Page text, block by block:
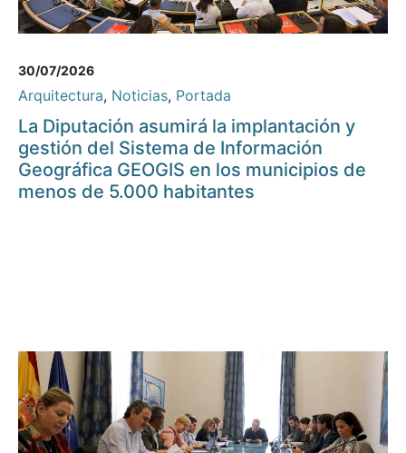
30/07/2026
Arquitectura, Noticias, Portada
La Diputación asumirá la implantación y
gestión del Sistema de Información
Geográfica GEOGIS en los municipios de
menos de 5.000 habitantes